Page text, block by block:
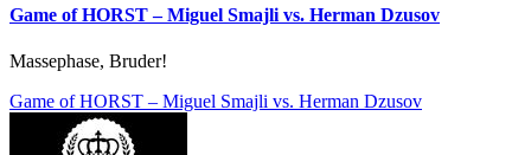
Game of HORST – Miguel Smajli vs. Herman Dzusov
Massephase, Bruder!
Game of HORST – Miguel Smajli vs. Herman Dzusov